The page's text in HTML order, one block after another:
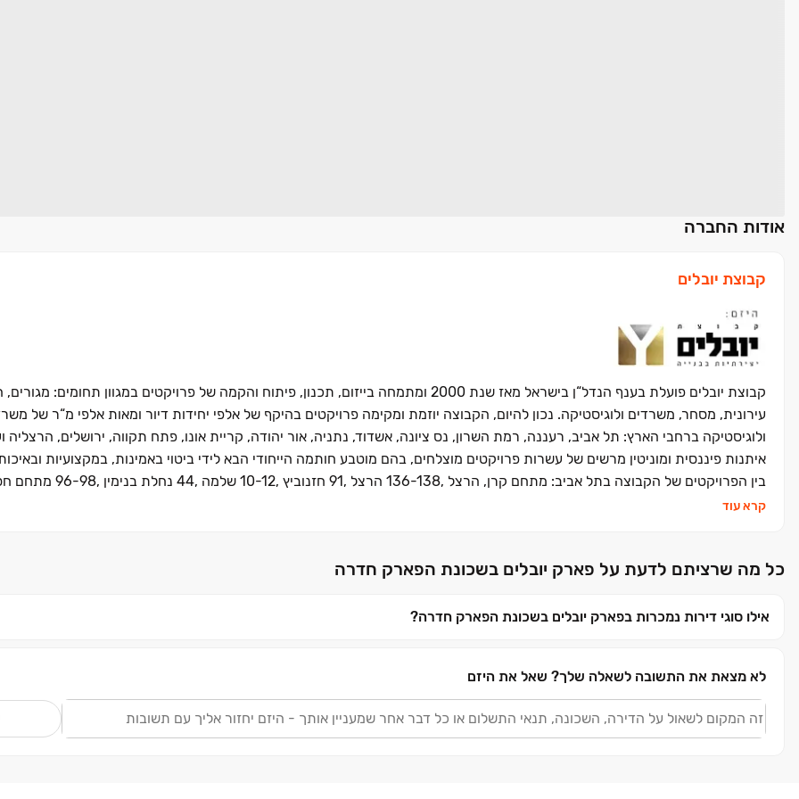
אודות החברה
קבוצת יובלים
קבוצת יובלים פועלת בענף הנדל“ן בישראל מאז שנת 2000 ומתמחה בייזום, תכנון, פיתוח והקמה של פרויקטים במגוון תחומים:
עירונית, מסחר, משרדים ולוגיסטיקה. נכון להיום, הקבוצה יוזמת ומקימה פרויקטים בהיקף של אלפי יחידות דיור ומאות אלפי מ“ר של
ולוגיסטיקה ברחבי הארץ: תל אביב, רעננה, רמת השרון, נס ציונה, אשדוד, נתניה, אור יהודה, קריית אונו, פתח תקווה, ירושלים, הרצליה
איתנות פיננסית ומוניטין מרשים של עשרות פרויקטים מוצלחים, בהם מוטבע חותמה הייחודי הבא לידי ביטוי באמינות, במקצועיות
בין הפרויקטים של הקבוצה בתל אביב: מתחם קרן,
קרא עוד
כל מה שרציתם לדעת על פארק יובלים בשכונת הפארק חדרה
אילו סוגי דירות נמכרות בפארק יובלים בשכונת הפארק חדרה?
לא מצאת את התשובה לשאלה שלך? שאל את היזם